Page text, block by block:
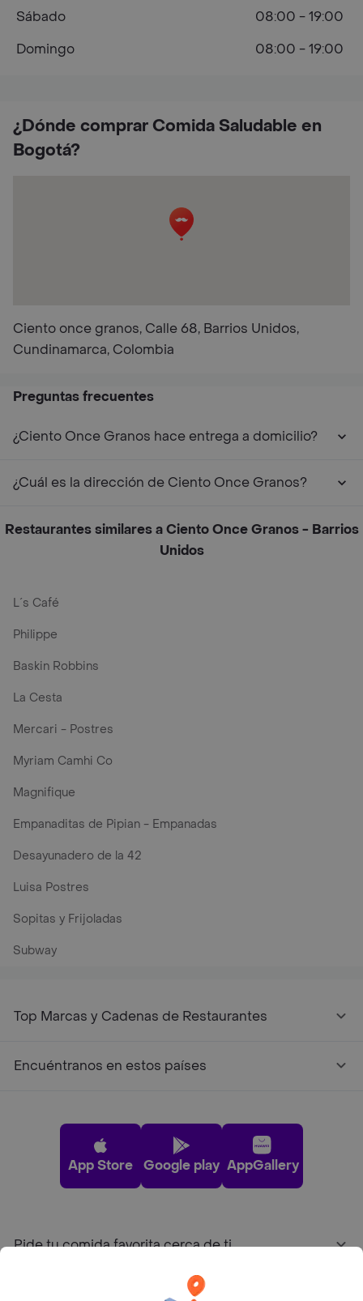
¿Dónde comprar Comida Saludable en
Bogotá?
Ciento once granos, Calle 68, Barrios Unidos,
Cundinamarca, Colombia
Sábado
08:00 - 19:00
Domingo
08:00 - 19:00
Preguntas frecuentes
¿Ciento Once Granos hace entrega a domicilio?
¿Cuál es la dirección de Ciento Once Granos?
Restaurantes similares a Ciento Once Granos - Barrios
Unidos
L´s Café
Philippe
Baskin Robbins
La Cesta
Mercari - Postres
Myriam Camhi Co
Magnifique
Empanaditas de Pipian - Empanadas
Desayunadero de la 42
Luisa Postres
Sopitas y Frijoladas
Subway
Top Marcas y Cadenas de Restaurantes
Encuéntranos en estos países
App Store Google play AppGallery
Pide tu comida favorita cerca de ti